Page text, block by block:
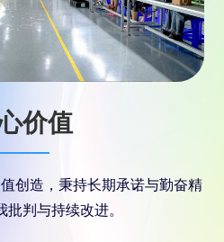
价值
创造，秉持长期承诺与勤奋精
判与持续改进。